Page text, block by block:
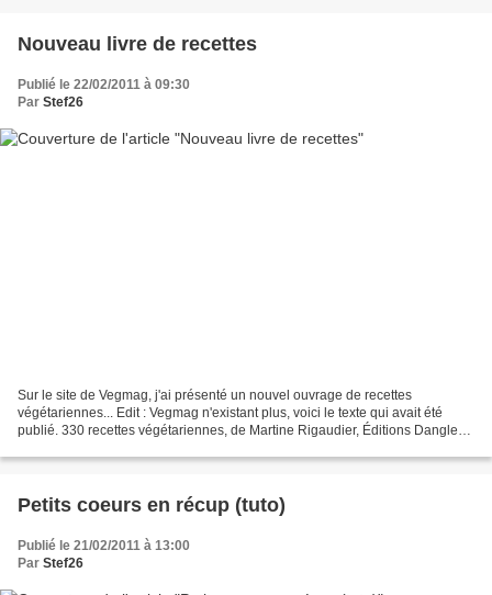
Nouveau livre de recettes
Publié le 22/02/2011 à 09:30
Par Stef26
Sur le site de Vegmag, j'ai présenté un nouvel ouvrage de recettes
végétariennes... Edit : Vegmag n'existant plus, voici le texte qui avait été
publié. 330 recettes végétariennes, de Martine Rigaudier, Éditions Dangles
Petits coeurs en récup (tuto)
Publié le 21/02/2011 à 13:00
Par Stef26